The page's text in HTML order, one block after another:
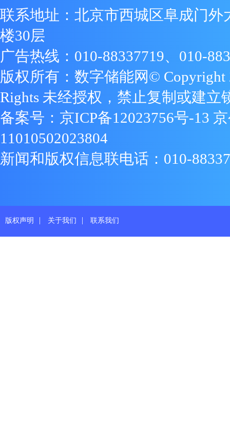
联系地址：北京市西城区阜成门外
楼30层
广告热线：010-88337719、010-
版权所有：数字储能网© Copyright
Rights 未经授权，禁止复制或建立
备案号： 京ICP备12023756号-13
11010502023804
新闻和版权信息联电话：010-
版权声明 | 关于我们 | 联系我们